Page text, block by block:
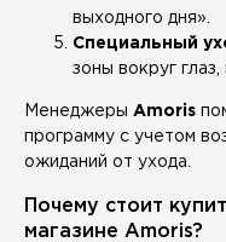
выходного дня».
Специальный
зоны вокруг
Менеджеры Amoris
программу с учетом
ожиданий от ухода.
Почему стоит
магазине Amoris?